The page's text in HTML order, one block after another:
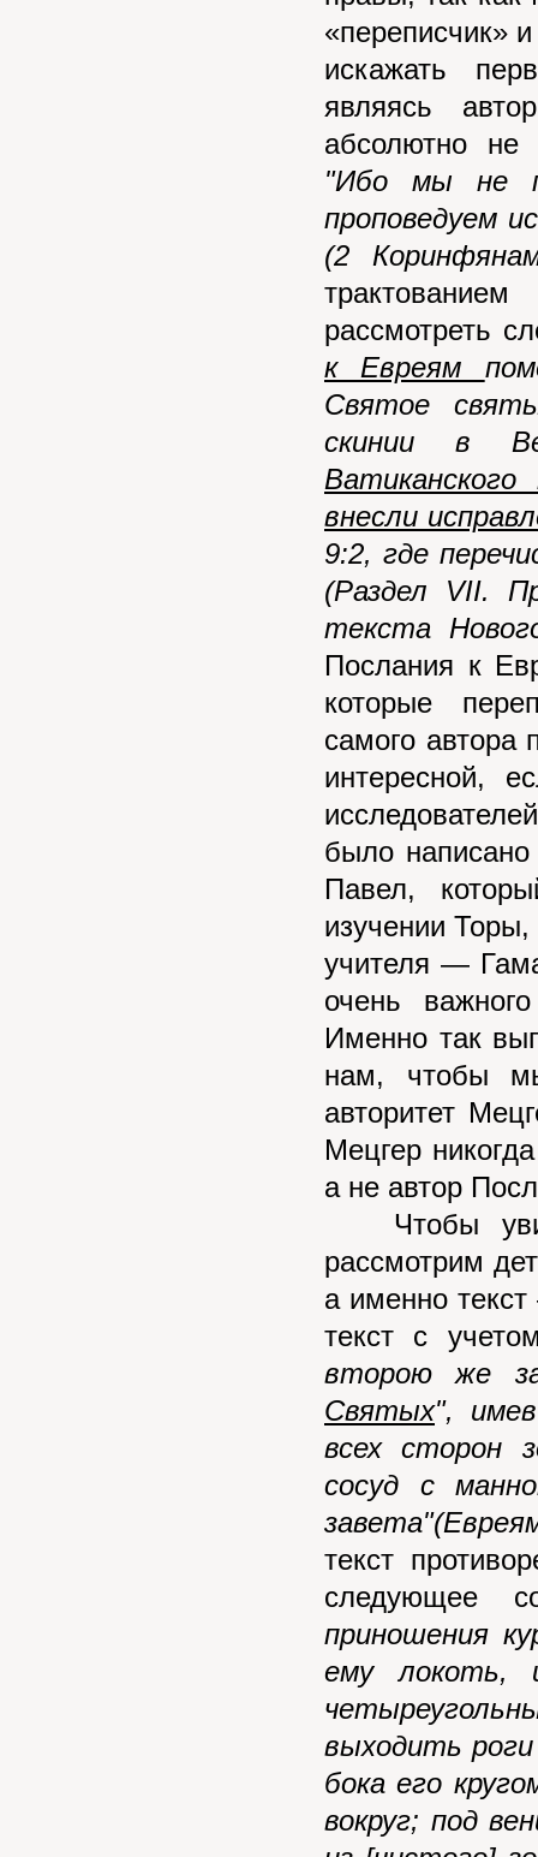
«переписчик»
искажать
являясь
абсолютно не
"Ибо мы не
проповедуем
(2
рассмотреть
к Евреям
Святое
скинии в
Ватиканского
внесли
9:2, где
(Раздел VII.
текста
Послания к
которые
самого автора
интересной,
было
Павел,
изучении
учителя —
очень
Именно так
нам, чтобы
авторитет
Мецгер
а не автор
Чтобы
рассмотрим
а именно
текст с
второю же
Святых",
всех сторон
сосуд с
текст
следующее
приношения
ему локоть,
выходить
бока его
вокруг; под